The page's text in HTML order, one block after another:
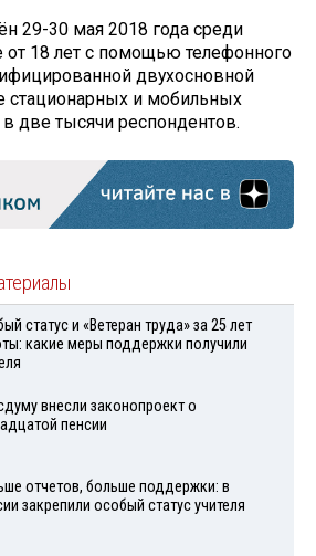
29-30 мая 2018 года среди
от 18 лет с помощью телефонного
двухосновной
стационарных и мобильных
две тысячи респондентов.
статус и «Ветеран труда» за 25 лет
какие меры поддержки получили
внесли законопроект о
пенсии
отчетов, больше поддержки: в
закрепили особый статус учителя